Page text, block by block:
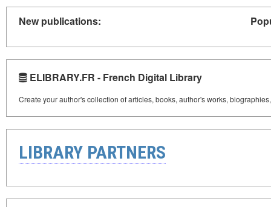
New publications:
ELIBRARY.FR - French Digital Library
Create your author's collection of articles, books, author's works,
LIBRARY PARTNERS